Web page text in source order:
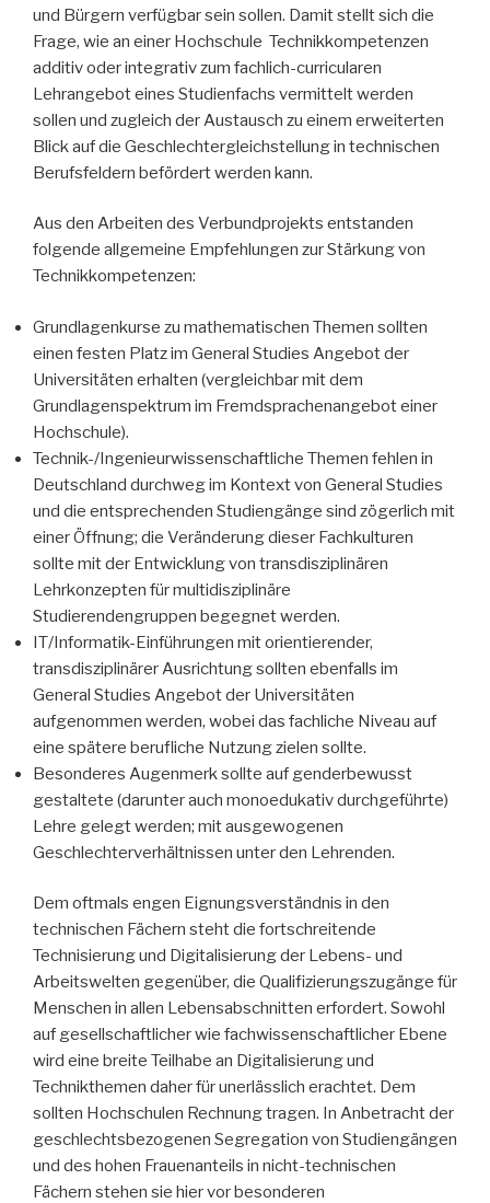
und Bürgern verfügbar sein sollen. Damit stellt sich die
Frage, wie an einer Hochschule Technikkompetenzen
additiv oder integrativ zum fachlich-curricularen
Lehrangebot eines Studienfachs vermittelt werden
sollen und zugleich der Austausch zu einem erweiterten
Blick auf die Geschlechtergleichstellung in technischen
Berufsfeldern befördert werden kann.
Aus den Arbeiten des Verbundprojekts entstanden
folgende allgemeine Empfehlungen zur Stärkung von
Technikkompetenzen:
Grundlagenkurse zu mathematischen Themen sollten
einen festen Platz im General Studies Angebot der
Universitäten erhalten (vergleichbar mit dem
Grundlagenspektrum im Fremdsprachenangebot einer
Hochschule).
Technik-/Ingenieurwissenschaftliche Themen fehlen in
Deutschland durchweg im Kontext von General Studies
und die entsprechenden Studiengänge sind zögerlich mit
einer Öffnung; die Veränderung dieser Fachkulturen
sollte mit der Entwicklung von transdisziplinären
Lehrkonzepten für multidisziplinäre
Studierendengruppen begegnet werden.
IT/Informatik-Einführungen mit orientierender,
transdisziplinärer Ausrichtung sollten ebenfalls im
General Studies Angebot der Universitäten
aufgenommen werden, wobei das fachliche Niveau auf
eine spätere berufliche Nutzung zielen sollte.
Besonderes Augenmerk sollte auf genderbewusst
gestaltete (darunter auch monoedukativ durchgeführte)
Lehre gelegt werden; mit ausgewogenen
Geschlechterverhältnissen unter den Lehrenden.
Dem oftmals engen Eignungsverständnis in den
technischen Fächern steht die fortschreitende
Technisierung und Digitalisierung der Lebens- und
Arbeitswelten gegenüber, die Qualifizierungszugänge für
Menschen in allen Lebensabschnitten erfordert. Sowohl
auf gesellschaftlicher wie fachwissenschaftlicher Ebene
wird eine breite Teilhabe an Digitalisierung und
Technikthemen daher für unerlässlich erachtet. Dem
sollten Hochschulen Rechnung tragen. In Anbetracht der
geschlechtsbezogenen Segregation von Studiengängen
und des hohen Frauenanteils in nicht-technischen
Fächern stehen sie hier vor besonderen